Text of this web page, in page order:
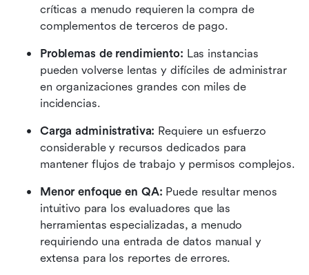
críticas a menudo requieren la compra de
complementos de terceros de pago.
Problemas de rendimiento: Las instancias
pueden volverse lentas y difíciles de administrar
en organizaciones grandes con miles de
incidencias.
Carga administrativa: Requiere un esfuerzo
considerable y recursos dedicados para
mantener flujos de trabajo y permisos complejos.
Menor enfoque en QA: Puede resultar menos
intuitivo para los evaluadores que las
herramientas especializadas, a menudo
requiriendo una entrada de datos manual y
extensa para los reportes de errores.